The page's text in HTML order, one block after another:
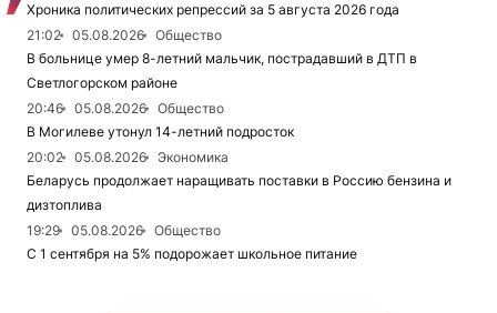
Хроника политических репрессий за 5 августа 2026 года
21:02
05.08.2026
Общество
В больнице умер 8-летний мальчик, пострадавший в ДТП в
Светлогорском районе
20:46
05.08.2026
Общество
В Могилеве утонул 14-летний подросток
20:02
05.08.2026
Экономика
Беларусь продолжает наращивать поставки в Россию бензина и
дизтоплива
19:29
05.08.2026
Общество
С 1 сентября на 5% подорожает школьное питание